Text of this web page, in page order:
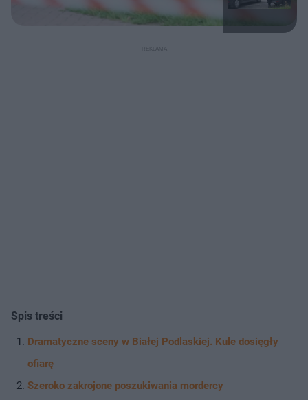
Spis treści
Dramatyczne sceny w Białej Podlaskiej. Kule dosięgły
ofiarę
Szeroko zakrojone poszukiwania mordercy